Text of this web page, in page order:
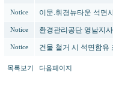
Notice 이문.휘경뉴타운 석면
Notice 환경관리공단 영남지사
Notice 건물 철거 시 석면함유
목록보기 다음페이지